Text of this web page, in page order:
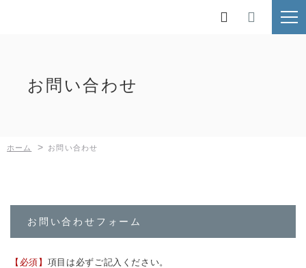
ブランド紹介
SilverRoad
お問い合わせ
ホーム > お問い合わせ
お問い合わせフォーム
【必須】 項目は必ずご記入ください。